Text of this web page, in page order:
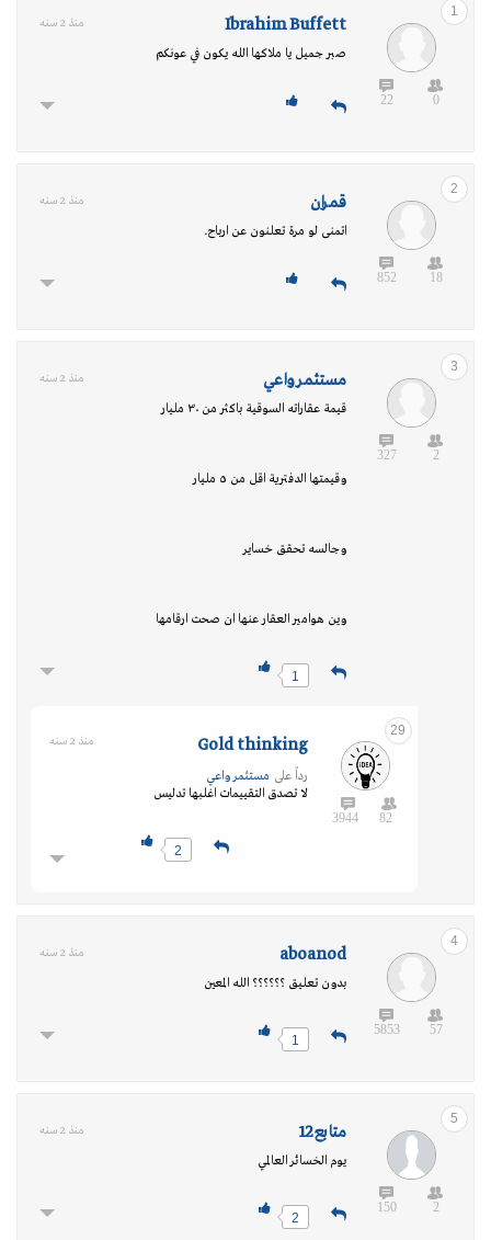
1
0
22
Ibrahim Buffett منذ 2 سنه
صبر جميل يا ملاكها الله يكون في عونكم
2
18
852
قمران منذ 2 سنه
اتمنى لو مرة تعلنون عن ارباح.
3
2
327
مستثمر واعي منذ 2 سنه
قيمة عقاراته السوقية باكثر من ٣٠ مليار
وقيمتها الدفترية اقل من ٥ مليار
وجالسه تحقق خساير
وين هوامير العقار عنها ان صحت ارقامها
1
29
82
3944
Gold thinking منذ 2 سنه
رداً على مستثمر واعي
لا تصدق التقييمات اغلبها تدليس
2
4
57
5853
aboanod منذ 2 سنه
بدون تعليق ؟؟؟؟؟؟ الله المعين
1
5
2
150
متابع12 منذ 2 سنه
يوم الخسائر العالمي
2